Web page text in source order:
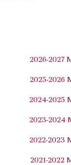
2026-2027
2025-2026
2024-2025
2023-2024
2022-2023
2021-2022